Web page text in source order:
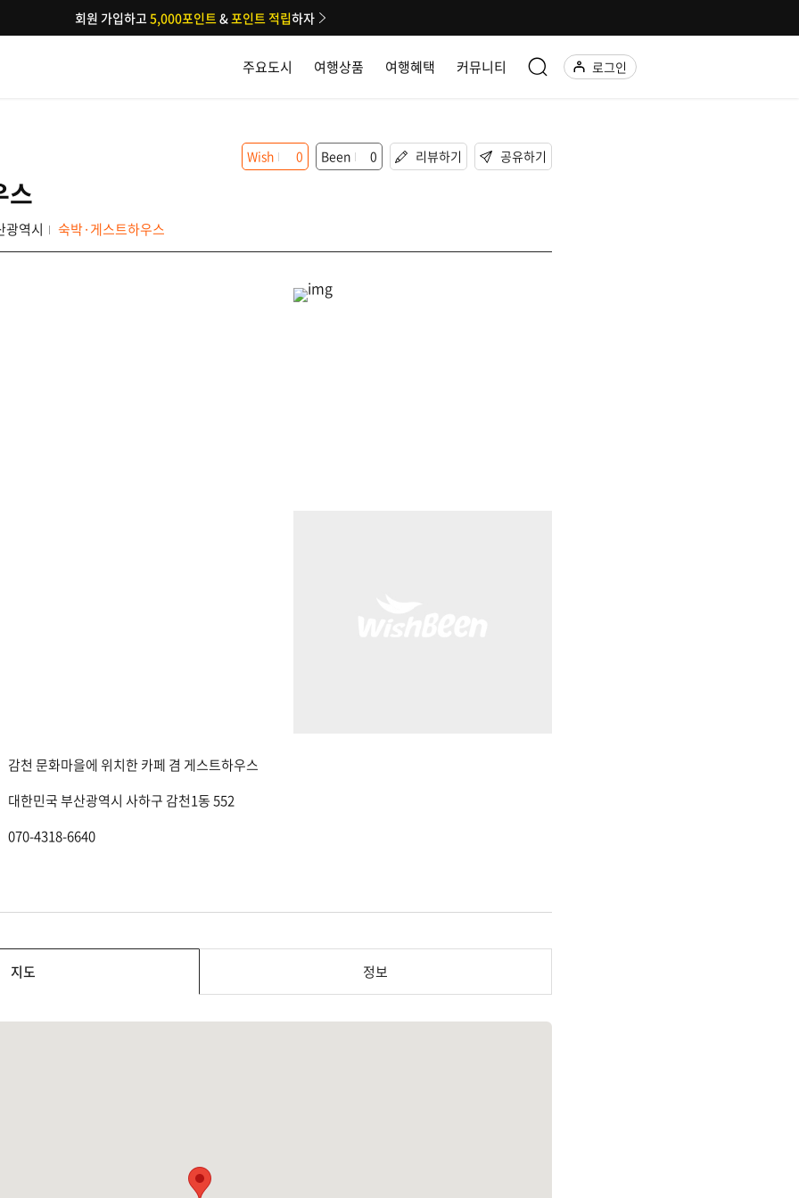
주요도시 여행상품 여행혜택 커뮤니티 로그인
회원 가입하고5,000포인트&포인트 적립하자
스
광역시 숙박·게스트하우스
Wish 0 Been 0 리뷰하기 공유하기
감천 문화마을에 위치한 카페 겸 게스트하우스
대한민국 부산광역시 사하구 감천1동 552
070-4318-6640
지도 정보